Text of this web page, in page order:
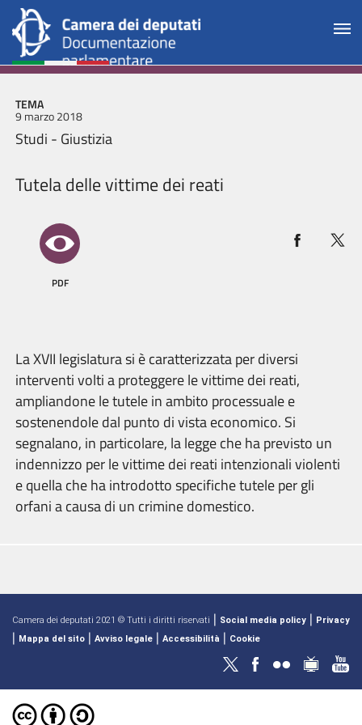
TEMA
9 marzo 2018
Studi - Giustizia
Tutela delle vittime dei reati
PDF
La XVII legislatura si è caratterizzata per diversi
interventi volti a proteggere le vittime dei reati,
ampliandone le tutele in ambito processuale e
sostenendole dal punto di vista economico. Si
segnalano, in particolare, la legge che ha previsto un
indennizzo per le vittime dei reati intenzionali violenti
e quella che ha introdotto specifiche tutele per gli
orfani a causa di un crimine domestico.
Camera dei deputati 2021 © Tutti i diritti riservati | Social media policy | Privacy
| Mappa del sito | Avviso legale | Accessibilità | Cookie